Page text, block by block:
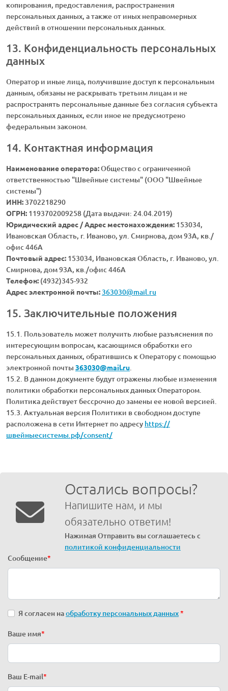
копирования, предоставления, распространения
персональных данных, а также от иных неправомерных
действий в отношении персональных данных.
13. Конфиденциальность персональных
данных
Оператор и иные лица, получившие доступ к персональным
данным, обязаны не раскрывать третьим лицам и не
распространять персональные данные без согласия субъекта
персональных данных, если иное не предусмотрено
федеральным законом.
14. Контактная информация
Наименование оператора:Общество с ограниченной
ответственностью "Швейные системы" (ООО "Швейные
системы")
ИНН:3702218290
ОГРН: 1193702009258 (Дата выдачи: 24.04.2019)
Юридический адрес / Адрес местонахождения: 153034,
Ивановская Область, г. Иваново, ул. Смирнова, дом 93А, кв./
офис 446А
Почтовый адрес: 153034, Ивановская Область, г. Иваново, ул.
Смирнова, дом 93А, кв./офис 446А
Телефон: (4932)345-932
Адрес электронной почты:363030@mail.ru
15. Заключительные положения
15.1. Пользователь может получить любые разъяснения по
интересующим вопросам, касающимся обработки его
персональных данных, обратившись к Оператору с помощью
электронной почты 363030@mail.ru
15.2. В данном документе будут отражены любые изменения
политики обработки персональных данных Оператором.
Политика действует бессрочно до замены ее новой версией.
15.3. Актуальная версия Политики в свободном доступе
расположена в сети Интернет по адресу https://
швейныесистемы.рф/consent/
Остались вопросы?
Напишите нам, и мы
обязательно ответим!
Нажимая Отправить вы соглашаетесь с
политикой конфиденциальности
Сообщение*
Я согласен наобработку персональных данных*
Ваше имя*
Ваш E-mail *